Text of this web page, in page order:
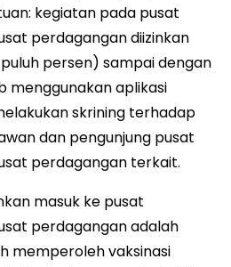
kegiatan pada pusat
perdagangan diizinkan
persen) sampai dengan
menggunakan aplikasi
skrining terhadap
dan pengunjung pusat
perdagangan terkait.
masuk ke pusat
perdagangan adalah
memperoleh vaksinasi